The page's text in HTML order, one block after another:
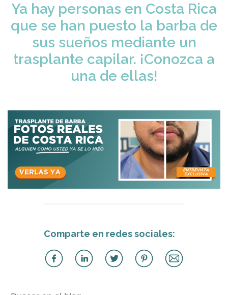
Ya hay personas en Costa Rica
que se han puesto la barba de
sus sueños mediante un
trasplante capilar. ¡Conozca a
una de ellas!
Comparte en redes sociales: